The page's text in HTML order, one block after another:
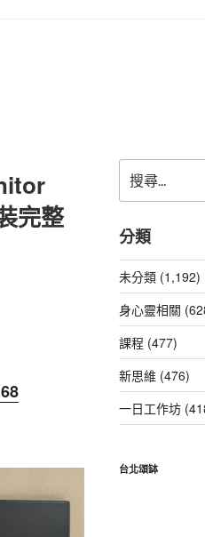
完整
尋
關
鍵
字:
分類
未分類 (1,192)
身心靈相關
課程 (477)
新思維 (476)
一日工作坊
台北頌缽